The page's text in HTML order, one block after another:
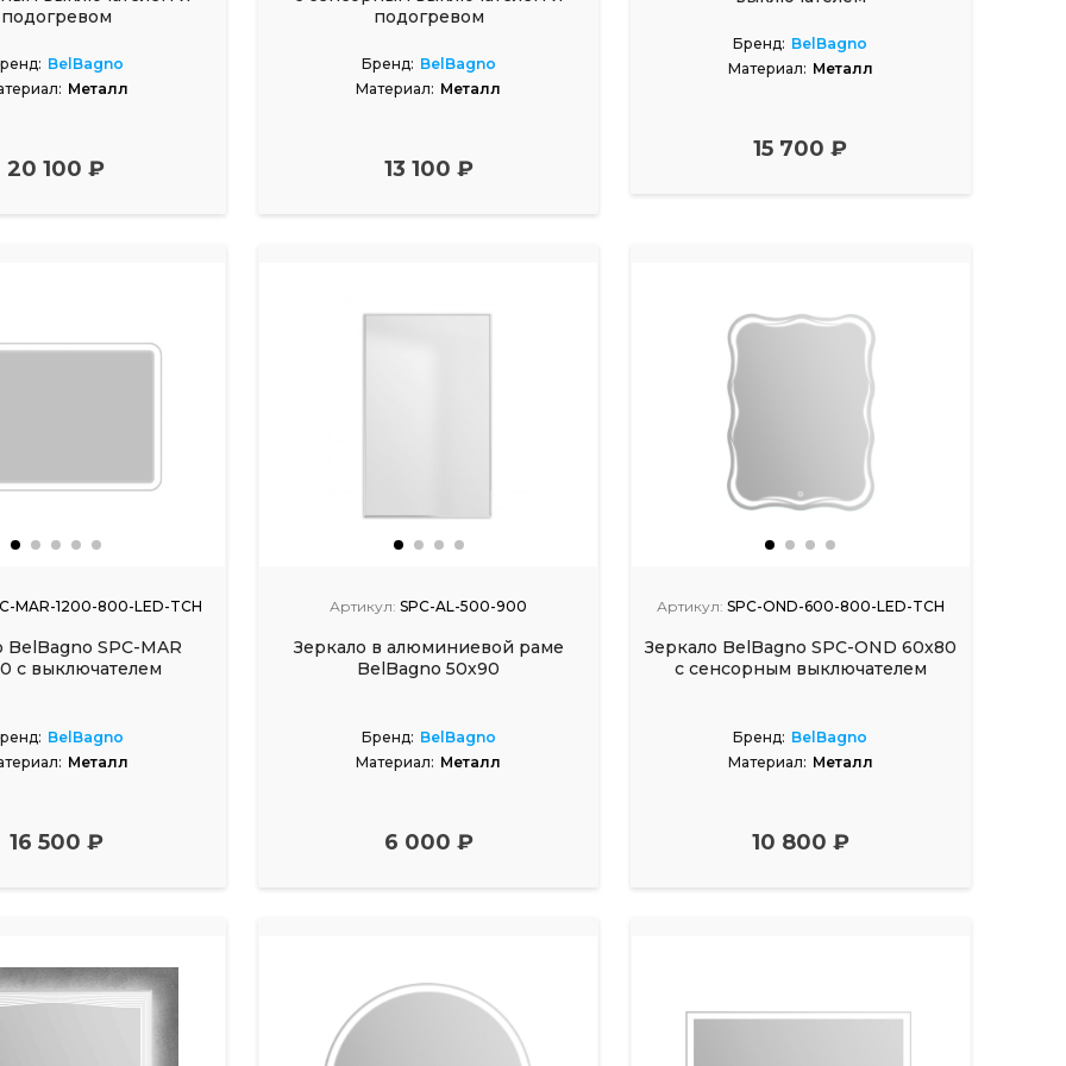
подогревом
BelBagno
Металл
20 100 ₽
подогревом
Бренд: BelBagno
Материал: Металл
13 100 ₽
Бренд: BelBagno
Материал: Металл
15 700 ₽
MAR-1200-800-LED-TCH
BelBagno SPC-MAR
с выключателем
BelBagno
Металл
16 500 ₽
Артикул: SPC-AL-500-900
Зеркало в алюминиевой раме
BelBagno 50х90
Бренд: BelBagno
Материал: Металл
6 000 ₽
Артикул: SPC-OND-600-800-LED-TCH
Зеркало BelBagno SPC-OND 60х80
с сенсорным выключателем
Бренд: BelBagno
Материал: Металл
10 800 ₽